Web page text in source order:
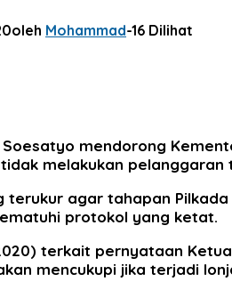
oleh Mohammad-16 Dilihat
Soesatyo mendorong
melakukan
terukur agar tahapan
protokol yang ketat.
terkait pernyataan
mencukupi jika terjadi